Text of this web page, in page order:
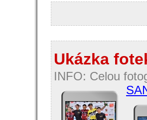
Ukázka
INFO: Celou